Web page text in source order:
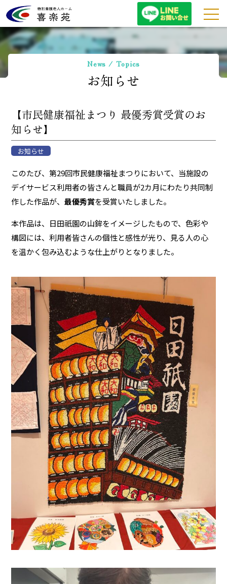
特別養護老人ホーム喜
News / Topics
お知らせ
【市民健康福祉まつり 最優秀賞受賞のお
知らせ】
お知らせ
このたび、第29回市民健康福祉まつりにおいて、当施設の
デイサービス利用者の皆さんと職員が2カ月にわたり共同制
作した作品が、最優秀賞を受賞いたしました。
本作品は、日田祇園の山鉾をイメージしたもので、色彩や
構図には、利用者皆さんの個性と感性が光り、見る人の心
を温かく包み込むような仕上がりとなりました。